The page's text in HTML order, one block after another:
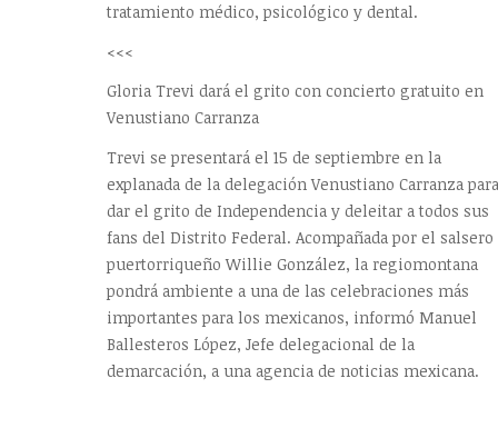
tratamiento médico, psicológico y dental.
<<<
Gloria Trevi dará el grito con concierto gratuito en
Venustiano Carranza
Trevi se presentará el 15 de septiembre en la
explanada de la delegación Venustiano Carranza para
dar el grito de Independencia y deleitar a todos sus
fans del Distrito Federal. Acompañada por el salsero
puertorriqueño Willie González, la regiomontana
pondrá ambiente a una de las celebraciones más
importantes para los mexicanos, informó Manuel
Ballesteros López, Jefe delegacional de la
demarcación, a una agencia de noticias mexicana.